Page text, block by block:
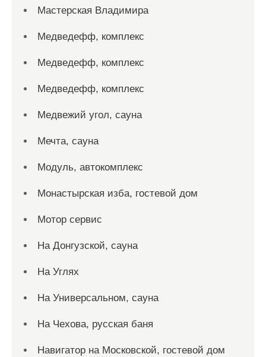
Мастерская Владимира
Медведефф, комплекс
Медведефф, комплекс
Медведефф, комплекс
Медвежий угол, сауна
Мечта, сауна
Модуль, автокомплекс
Монастырская изба, гостевой дом
Мотор сервис
На Донгузской, сауна
На Углях
На Универсальном, сауна
На Чехова, русская баня
Навигатор на Московской, гостевой дом